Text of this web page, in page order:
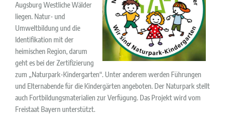
Augsburg Westliche Wälder
liegen. Natur- und
Umweltbildung und die
Identifikation mit der
heimischen Region, darum
geht es bei der Zertifizierung
zum „Naturpark-Kindergarten“. Unter anderem werden Führungen
und Elternabende für die Kindergärten angeboten. Der Naturpark stellt
auch Fortbildungsmaterialien zur Verfügung. Das Projekt wird vom
Freistaat Bayern unterstützt.